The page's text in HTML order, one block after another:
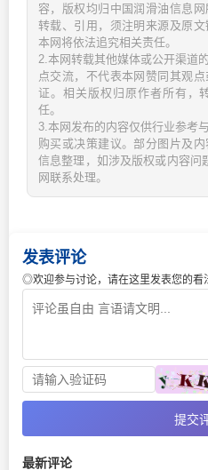
容，版权均归中国润滑油信息
转载、引用，须注明来源及原文
本网将依法追究相关责任。
2.本网转载其他媒体或公开渠道
点交流，不代表本网赞同其观
证。相关版权归原作者所有，
任。
3.本网发布的内容仅供行业参考
购买或决策建议。部分图片及
信息整理，如涉及版权或内容问
网联系处理。
发表评论
◎欢迎参与讨论，请在这里发表您的看
提交
最新评论